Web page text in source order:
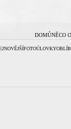
DOMŮNĚCO
FOTOÚLOVKY